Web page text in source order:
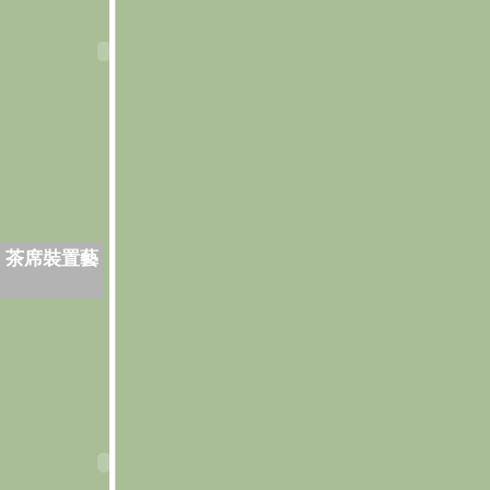
席裝置藝